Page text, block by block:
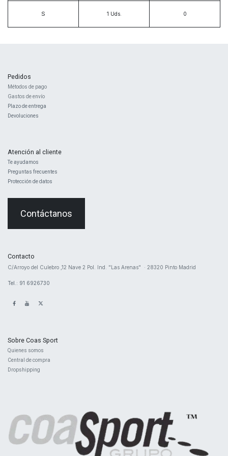
S 1 Uds.
Pedidos
Métodos de pago
Gastos de envío
Plazo de entrega
Devoluciones
Atención al cliente
Te ayudamos
Preguntas frecuentes
Protección de datos
Contáctanos
Contacto
​C/Arroyo del Culebro ,12 Nave 2 ​Pol. Ind. "Las Arenas" · 28320 Pinto Madrid
Tel.: 91 6926730
Sobre Coas Sport
Quienes ​somos
Central de compra
Dropshipping